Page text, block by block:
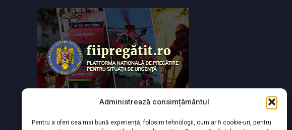
Administrează consimțământul
Pentru a oferi cea mai bună experiență, folosim tehnologii, cum ar fi cookie-uri, pentru